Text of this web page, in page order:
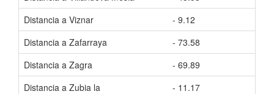
Distancia a Viznar
- 9.12
Distancia a Zafarraya
- 73.58
Distancia a Zagra
- 69.89
Distancia a Zubia la
- 11.17